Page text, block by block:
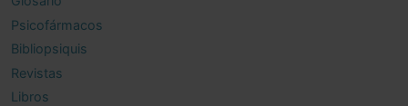
Psicofármacos
Bibliopsiquis
Revistas
Libros